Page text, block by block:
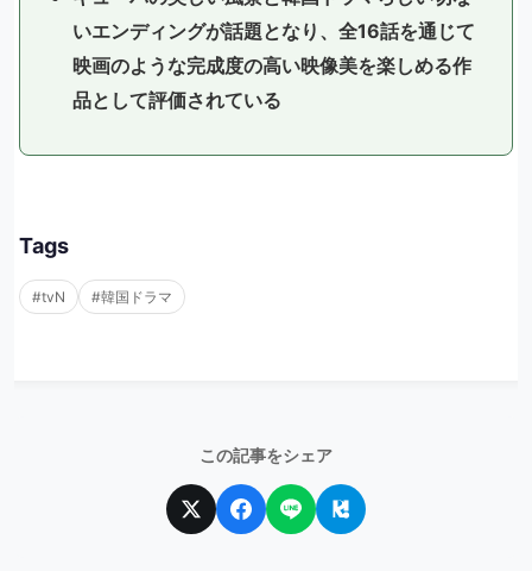
いエンディングが話題となり、全16話を通じて
映画のような完成度の高い映像美を楽しめる作
品として評価されている
Tags
#tvN #韓国ドラマ
この記事をシェア